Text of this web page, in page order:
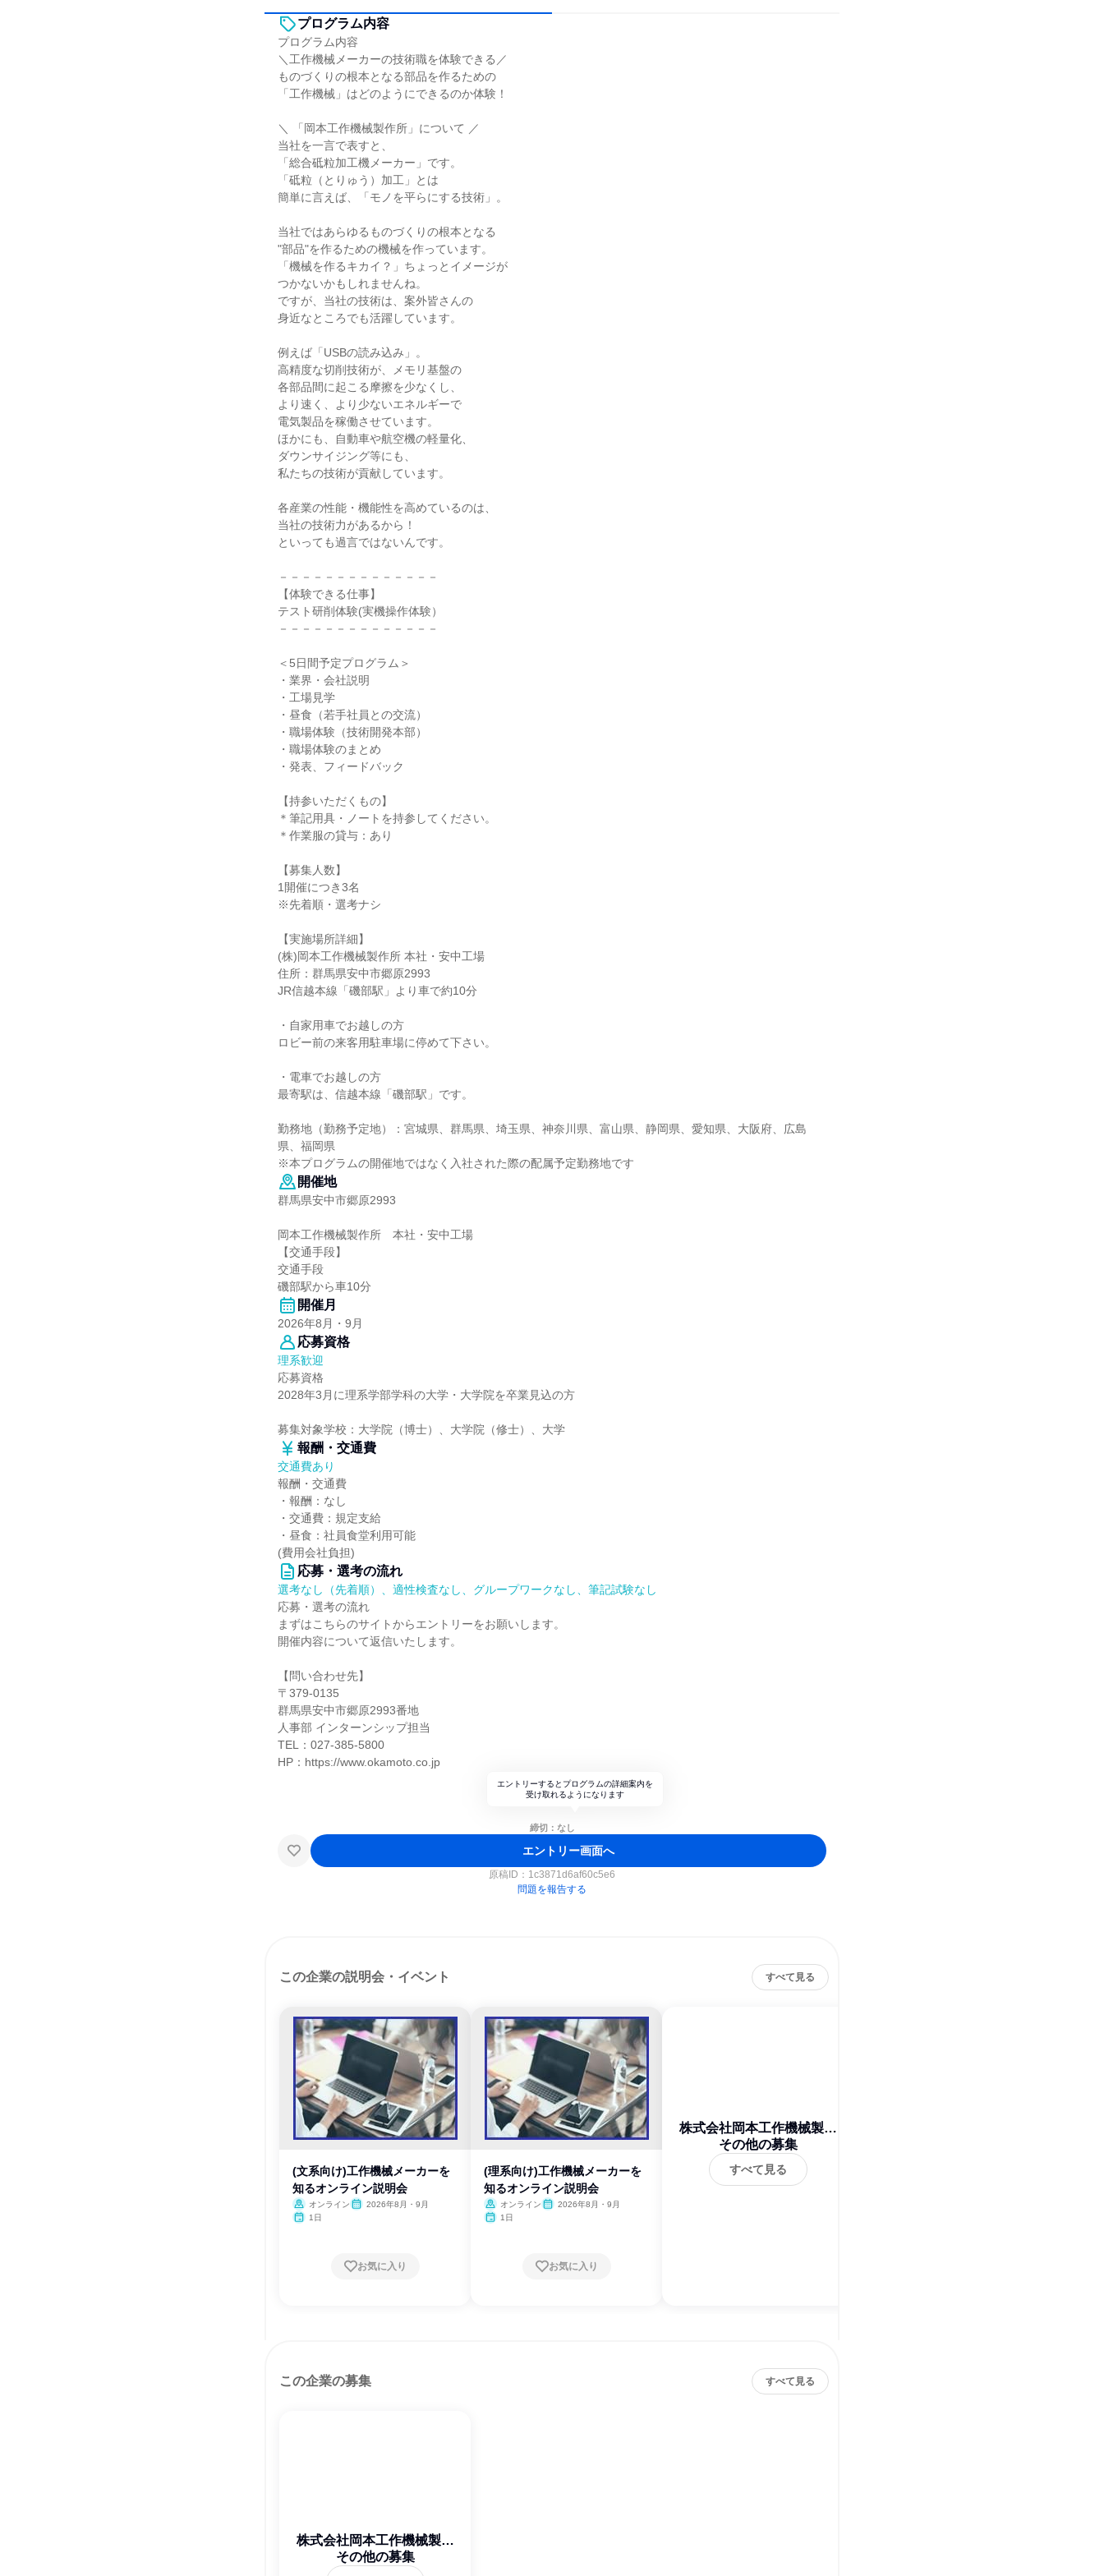
プログラム内容
プログラム内容
＼工作機械メーカーの技術職を体験できる／
ものづくりの根本となる部品を作るための
「工作機械」はどのようにできるのか体験！
＼ 「岡本工作機械製作所」について ／
当社を一言で表すと、
「総合砥粒加工機メーカー」です。
「砥粒（とりゅう）加工」とは
簡単に言えば、「モノを平らにする技術」。
当社ではあらゆるものづくりの根本となる
"部品"を作るための機械を作っています。
「機械を作るキカイ？」ちょっとイメージが
つかないかもしれませんね。
ですが、当社の技術は、案外皆さんの
身近なところでも活躍しています。
例えば「USBの読み込み」。
高精度な切削技術が、メモリ基盤の
各部品間に起こる摩擦を少なくし、
より速く、より少ないエネルギーで
電気製品を稼働させています。
ほかにも、自動車や航空機の軽量化、
ダウンサイジング等にも、
私たちの技術が貢献しています。
各産業の性能・機能性を高めているのは、
当社の技術力があるから！
といっても過言ではないんです。
－－－－－－－－－－－－－－
【体験できる仕事】
テスト研削体験(実機操作体験）
－－－－－－－－－－－－－－
＜5日間予定プログラム＞
・業界・会社説明
・工場見学
・昼食（若手社員との交流）
・職場体験（技術開発本部）
・職場体験のまとめ
・発表、フィードバック
【持参いただくもの】
＊筆記用具・ノートを持参してください。
＊作業服の貸与：あり
【募集人数】
1開催につき3名
※先着順・選考ナシ
【実施場所詳細】
(株)岡本工作機械製作所 本社・安中工場
住所：群馬県安中市郷原2993
JR信越本線「磯部駅」より車で約10分
・自家用車でお越しの方
ロビー前の来客用駐車場に停めて下さい。
・電車でお越しの方
最寄駅は、信越本線「磯部駅」です。
勤務地（勤務予定地）：宮城県、群馬県、埼玉県、神奈川県、富山県、静岡県、愛知県、大阪府、広島
県、福岡県
※本プログラムの開催地ではなく入社された際の配属予定勤務地です
開催地
群馬県安中市郷原2993
岡本工作機械製作所 本社・安中工場
【交通手段】
交通手段
磯部駅から車10分
開催月
2026年8月・9月
応募資格
理系歓迎
応募資格
2028年3月に理系学部学科の大学・大学院を卒業見込の方
募集対象学校：大学院（博士）、大学院（修士）、大学
報酬・交通費
交通費あり
報酬・交通費
・報酬：なし
・交通費：規定支給
・昼食：社員食堂利用可能
(費用会社負担)
応募・選考の流れ
選考なし（先着順）、適性検査なし、グループワークなし、筆記試験なし
応募・選考の流れ
まずはこちらのサイトからエントリーをお願いします。
開催内容について返信いたします。
【問い合わせ先】
〒379-0135
群馬県安中市郷原2993番地
人事部 インターンシップ担当
TEL：027-385-5800
HP：https://www.okamoto.co.jp
エントリーするとプログラムの詳細案内を
受け取れるようになります
締切：なし
エントリー画面へ
原稿ID： 1c3871d6af60c5e6
問題を報告する
この企業の説明会・イベント すべて見る
(文系向け)工作機械メーカーを
知るオンライン説明会
オンライン
2026年8月・9月
1日
お気に入り
(理系向け)工作機械メーカーを
知るオンライン説明会
オンライン
2026年8月・9月
1日
お気に入り
株式会社岡本工作機械製作
所
その他の募集
すべて見る
この企業の募集 すべて見る
株式会社岡本工作機械製作
所
その他の募集